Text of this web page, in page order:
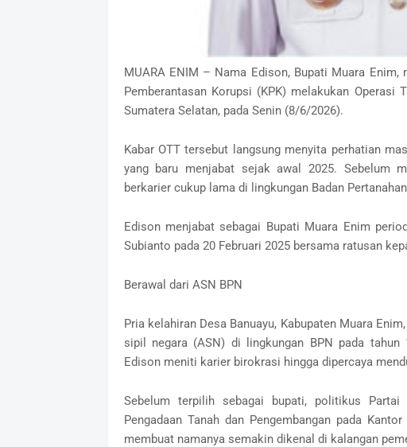
MUARA ENIM – Nama Edison, Bupati Muara
Pemberantasan Korupsi (KPK) melakukan Operasi
Sumatera Selatan, pada Senin (8/6/2026).
Kabar OTT tersebut langsung menyita perhatian
yang baru menjabat sejak awal 2025. Sebelum
berkarier cukup lama di lingkungan Badan
Edison menjabat sebagai Bupati Muara Enim
Subianto pada 20 Februari 2025 bersama ratusan
Berawal dari ASN BPN
Pria kelahiran Desa Banuayu, Kabupaten Muara
sipil negara (ASN) di lingkungan BPN pada tahun
Edison meniti karier birokrasi hingga dipercaya
Sebelum terpilih sebagai bupati, politikus
Pengadaan Tanah dan Pengembangan pada
membuat namanya semakin dikenal di kalangan